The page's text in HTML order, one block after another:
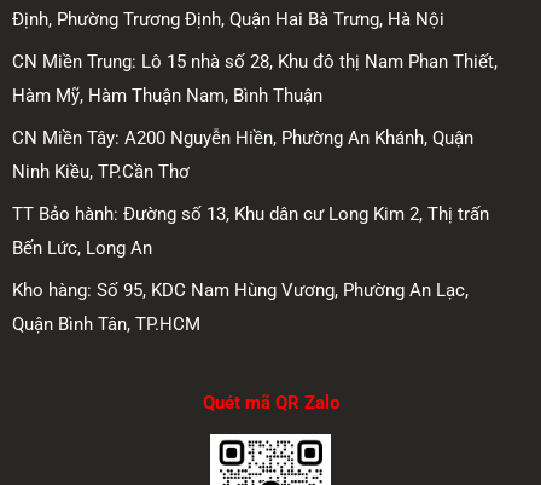
Định, Phường Trương Định, Quận Hai Bà Trưng, Hà Nội
CN Miền Trung: Lô 15 nhà số 28, Khu đô thị Nam Phan Thiết,
Hàm Mỹ, Hàm Thuận Nam, Bình Thuận
CN Miền Tây: A200 Nguyễn Hiền, Phường An Khánh, Quận
Ninh Kiều, TP.Cần Thơ
TT Bảo hành: Đường số 13, Khu dân cư Long Kim 2, Thị trấn
Bến Lức, Long An
Kho hàng: Số 95, KDC Nam Hùng Vương, Phường An Lạc,
Quận Bình Tân, TP.HCM
Quét mã QR Zalo